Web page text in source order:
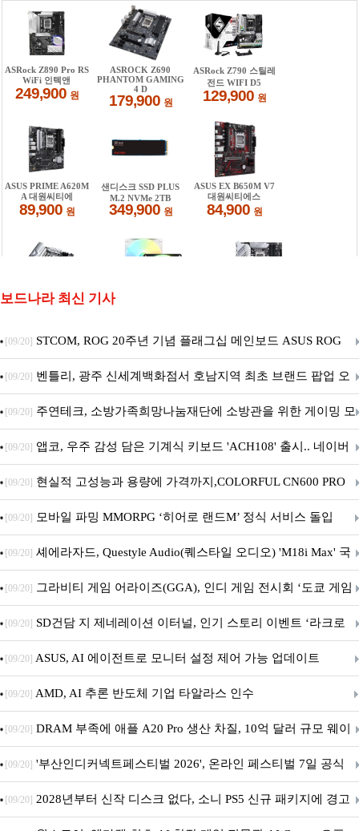
보드나라 최신 기사
[09/20] STCOM, ROG 20주년 기념 플래그십 메인보드 ASUS ROG
Crosshair X870E EDITION 20 국내 출시 예정
[09/20] 벤틀리, 광주 신세계백화점서 호남지역 최초 브랜드 팝업 오
픈
[09/20] 주연테크, 소방가족희망나눔재단에 소방관을 위한 게이밍 모
니터·스마트 펫 침대 기부
[09/20] 앱코, 우주 감성 담은 기계식 키보드 'ACH108' 출시.. 네이버
브랜드데이 기획전 진행
[09/20] 현실적 고성능과 용량에 가격까지,COLORFUL CN600 PRO
M.2 NVMe 디앤디컴 1TB
[09/20] 모바일 파밍 MMORPG ‘히어로 랜드M’ 정식 서비스 돌입
[09/20] 셰에라자드, Questyle Audio(퀘스타일 오디오) 'M18i Max' 국
내 정식 출시
[09/20] 그라비티 게임 어라이즈(GGA), 인디 게임 전시회 ‘도쿄 게임
던전 13’ 참가!
[09/20] SD건담 지 제네레이션 이터널, 인기 스토리 이벤트 ‘라크로
아의 용사’ 재개최 및 풍성한 기념 이벤트 실시!
[09/20] ASUS, AI 에이전트로 모니터 설정 제어 가능 업데이트
[09/20] AMD, AI 추론 반도체 기업 타알라스 인수
[09/20] DRAM 부족에 애플 A20 Pro 생산 차질, 10억 달러 규모 웨이
퍼 대기
[09/20] '부산인디커넥트페스티벌 2026', 온라인 페스티벌 7일 공식
개막... 22일간 진행
[09/20] 2028년부터 신작 디스크 없다, 소니 PS5 신규 패키지에 경고